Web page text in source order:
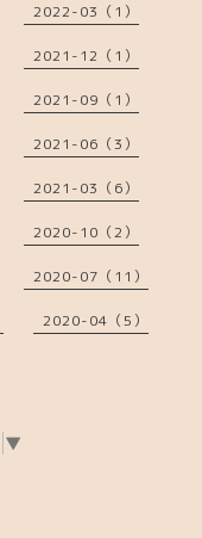
2022-03（1）
2021-12（1）
2021-09（1）
2021-06（3）
2021-03（6）
2020-10（2）
2020-07（11）
2020-04（5）
▼